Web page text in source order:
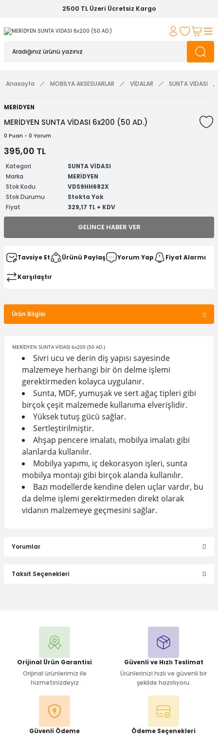
2500 TL Üzeri Ücretsiz Kargo
Anasayfa MOBİLYA AKSESUARLAR VİDALAR SUNTA VİDASI
MERİDYEN
MERİDYEN SUNTA VİDASI 6x200 (50 AD.)
0 Puan - 0 Yorum
395,00 TL
Kategori
SUNTA VİDASI
Marka
MERİDYEN
Stok Kodu
VDS9HH682X
Stok Durumu
Stokta Yok
Fiyat
329,17 TL + KDV
GELINCE HABER VER
Tavsiye Et Ürünü Paylaş Yorum Yap Fiyat Alarmı
Karşılaştır
Ürün Bilgisi
MERİDYEN SUNTA VİDASI 6x200 (50 AD.)
Sivri ucu ve derin diş yapısı sayesinde
malzemeye herhangi bir ön delme işlemi
gerektirmeden kolayca uygulanır.
Sunta, MDF, yumuşak ve sert ağaç tipleri gibi
birçok çeşit malzemede kullanıma elverişlidir.
Yüksek tutuş gücü sağlar.
Sertleştirilmiştir.
Ahşap pencere imalatı, mobilya imalatı gibi
alanlarda kullanılır.
Mobilya yapımı, iç dekorasyon işleri, sunta
mobilya montajı gibi birçok alanda kullanılır.
Bazı modellerde kendine delen uçlar vardır, bu
da delme işlemi gerektirmeden direkt olarak
vidanın malzemeye geçmesini sağlar.
Yorumlar
Taksit Seçenekleri
Orijinal Ürün Garantisi
Orijinal ürünlerimiz ile
hizmetinizdeyiz
Güvenli ve Hızlı Teslimat
Ürünlerinizi hızlı ve güvenli bir
şekilde hazırlıyoru.
Güvenli Ödeme
Ödeme Seçenekleri